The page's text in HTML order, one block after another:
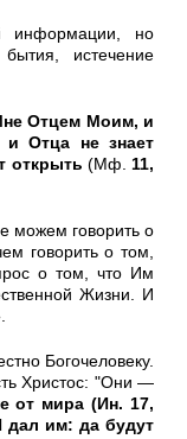
информации, но
истечение
Отцем Моим, и
и Отца не знает
открыть (Мф.11,
можем говорить о
говорить о том,
о том, что Им
Жизни. И
Богочеловеку.
Христос: "Они —
от мира (Ин. 17,
дал им: да будут